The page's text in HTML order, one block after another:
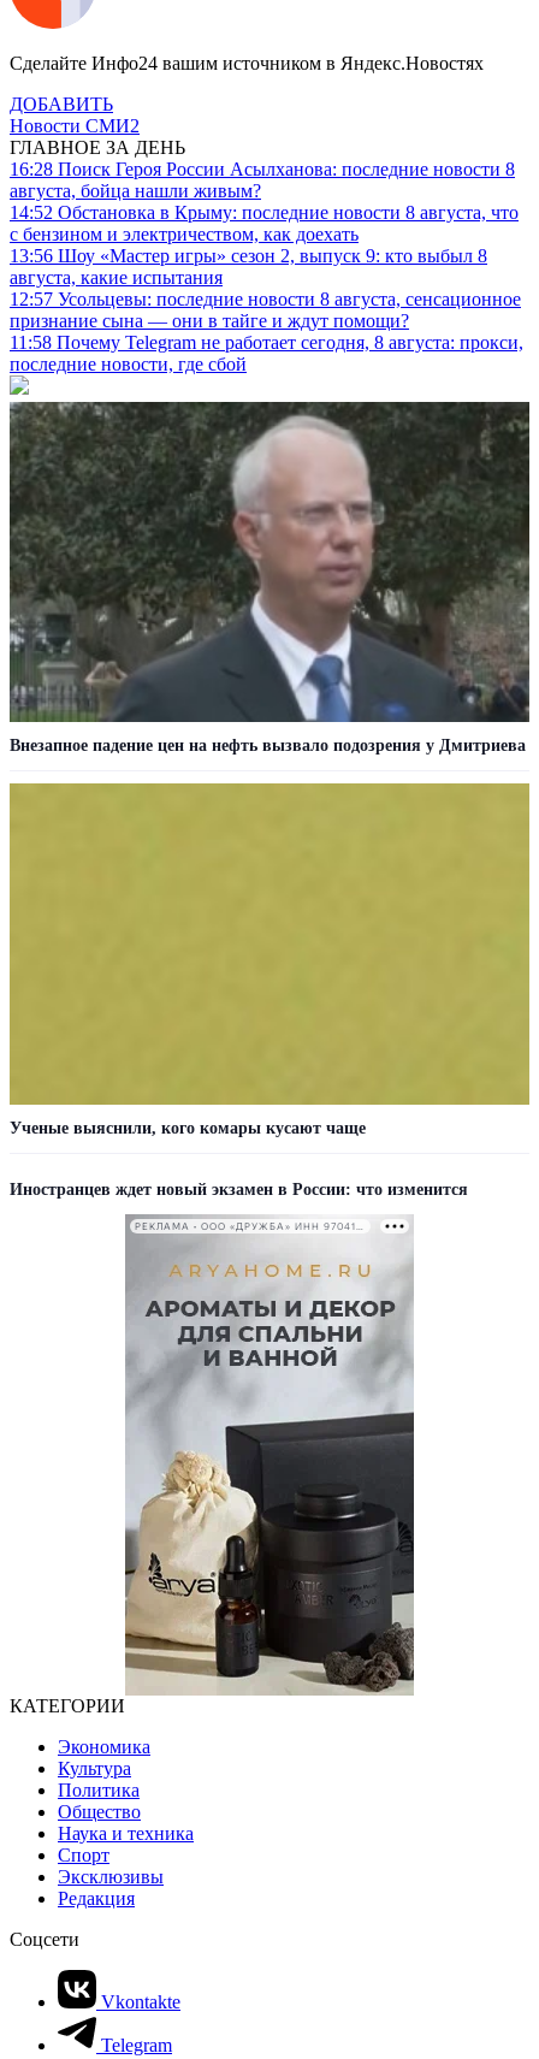
Сделайте Инфо24 вашим источником в Яндекс.Новостях
ДОБАВИТЬ
Новости СМИ2
ГЛАВНОЕ ЗА ДЕНЬ
16:28 Поиск Героя России Асылханова: последние новости 8
августа, бойца нашли живым?
14:52 Обстановка в Крыму: последние новости 8 августа, что
с бензином и электричеством, как доехать
13:56 Шоу «Мастер игры» сезон 2, выпуск 9: кто выбыл 8
августа, какие испытания
12:57 Усольцевы: последние новости 8 августа, сенсационное
признание сына — они в тайге и ждут помощи?
11:58 Почему Telegram не работает сегодня, 8 августа: прокси,
последние новости, где сбой
Внезапное падение цен на нефть вызвало подозрения у Дмитриева
Ученые выяснили, кого комары кусают чаще
Иностранцев ждет новый экзамен в России: что изменится
РЕКЛАМА • ООО «ДРУЖБА» ИНН 9704146411
КАТЕГОРИИ
Экономика
Культура
Политика
Общество
Наука и техника
Спорт
Эксклюзивы
Редакция
Соцсети
Vkontakte
Telegram